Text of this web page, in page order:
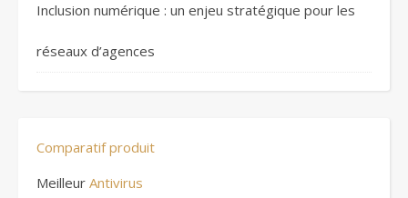
Inclusion numérique : un enjeu stratégique pour les
réseaux d’agences
Comparatif produit
Meilleur Antivirus